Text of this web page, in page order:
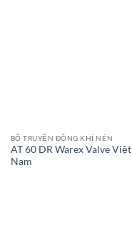
BỘ TRUYỀN ĐỘNG KHÍ NÉN
AT 60 DR Warex Valve Việt
Nam